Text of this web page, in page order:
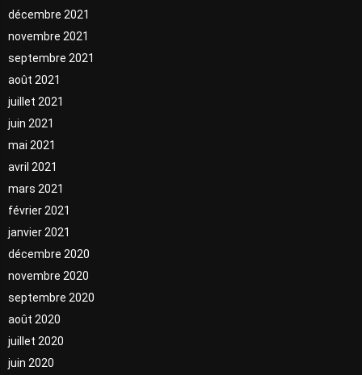
décembre 2021
novembre 2021
septembre 2021
août 2021
juillet 2021
juin 2021
mai 2021
avril 2021
mars 2021
février 2021
janvier 2021
décembre 2020
novembre 2020
septembre 2020
août 2020
juillet 2020
juin 2020